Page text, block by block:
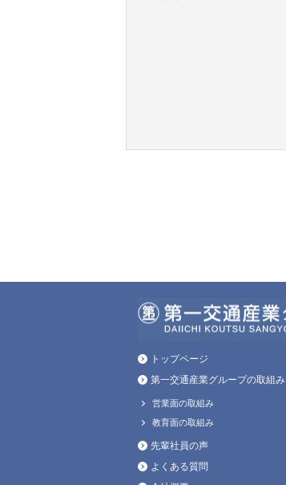
トップページ
第一交通産業グループの取組み
営業面の取組み
教育面の取組み
先輩社員の声
よくある質問